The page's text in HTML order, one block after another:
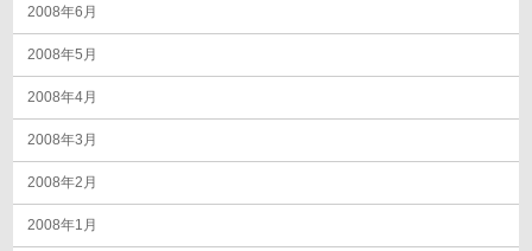
2008年6月
2008年5月
2008年4月
2008年3月
2008年2月
2008年1月